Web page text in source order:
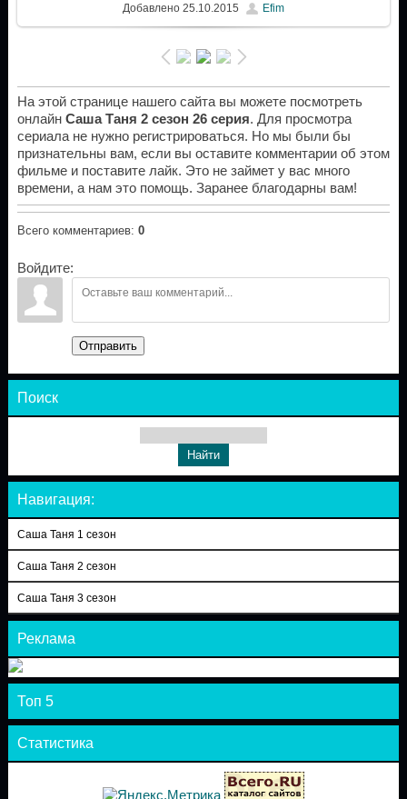
Добавлено25.10.2015 Efim
На этой странице нашего сайта вы можете посмотреть
онлайн Саша Таня 2 сезон 26 серия. Для просмотра
сериала не нужно регистрироваться. Но мы были бы
признательны вам, если вы оставите комментарии об этом
фильме и поставите лайк. Это не займет у вас много
времени, а нам это помощь. Заранее благодарны вам!
Всего комментариев: 0
Войдите:
Отправить
Поиск
Навигация:
Саша Таня 1 сезон
Саша Таня 2 сезон
Саша Таня 3 сезон
Реклама
Топ 5
Статистика